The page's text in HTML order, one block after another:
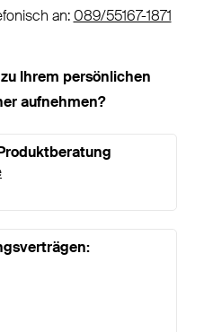
an: 089/55167-1871
Ihrem persönlichen
aufnehmen?
​